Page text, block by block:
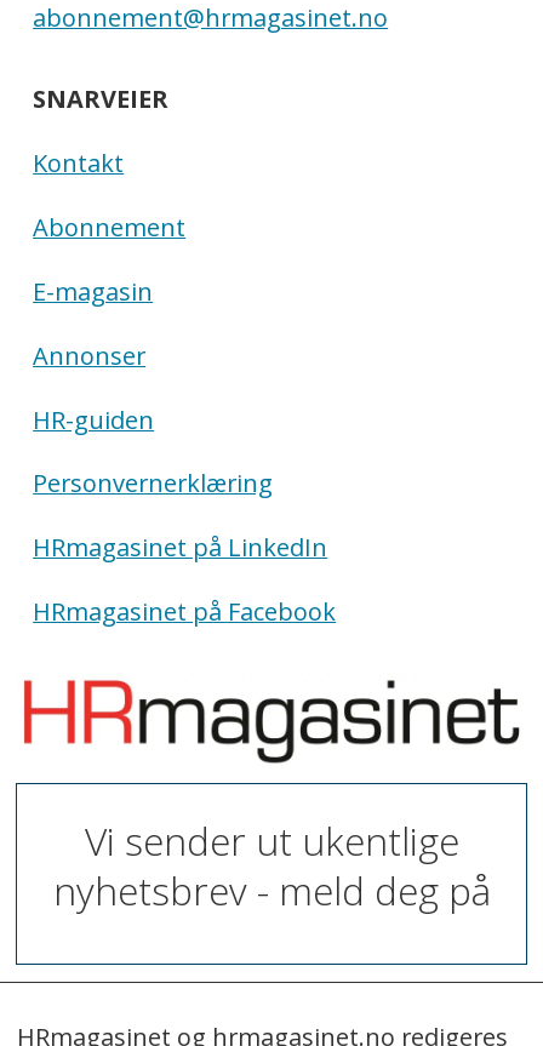
abonnement@hrmagasinet.no
SNARVEIER
Kontakt
Abonnement
E-magasin
Annonser
HR-guiden
Personvernerklæring
HRmagasinet på LinkedIn
HRmagasinet på Facebook
Vi sender ut ukentlige
nyhetsbrev - meld deg på
HRmagasinet og hrmagasinet.no redigeres